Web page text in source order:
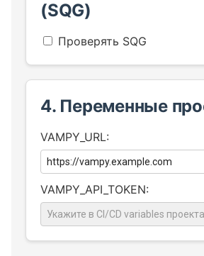
AppSec.Track интеграция
DefectDojo интеграция
(SQG)
Проверять SQG
4. Переменные
VAMPY_URL:
VAMPY_API_TOKEN: